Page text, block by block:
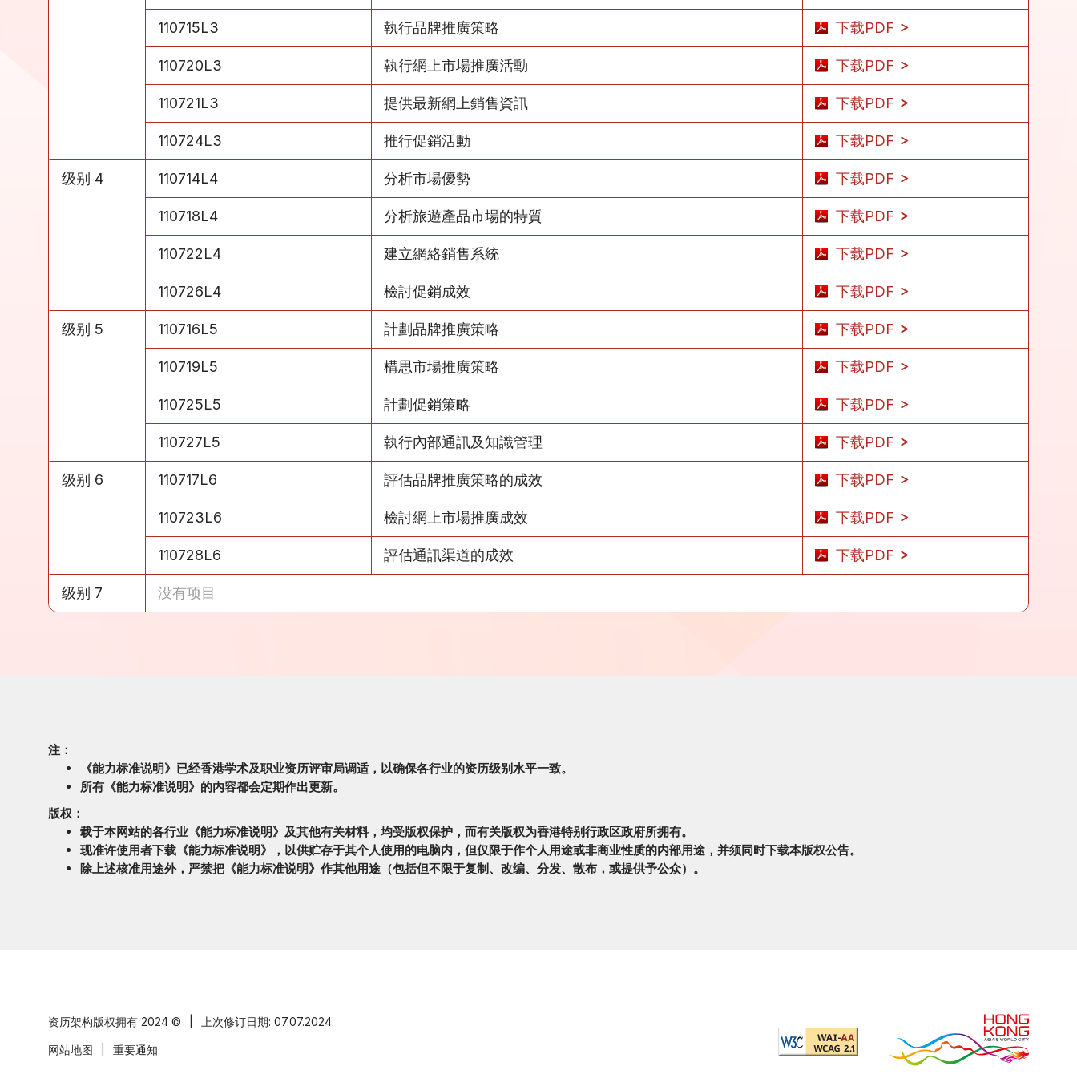
110715L3 執行品牌推廣策略 下载PDF
110720L3 執行網上市場推廣活動 下载PDF
110721L3 提供最新網上銷售資訊 下载PDF
110724L3 推行促銷活動 下载PDF
级别 4 110714L4 分析市場優勢 下载PDF
110718L4 分析旅遊產品市場的特質 下载PDF
110722L4 建立網絡銷售系統 下载PDF
110726L4 檢討促銷成效 下载PDF
级别 5 110716L5 計劃品牌推廣策略 下载PDF
110719L5 構思市場推廣策略 下载PDF
110725L5 計劃促銷策略 下载PDF
110727L5 執行內部通訊及知識管理 下载PDF
级别 6 110717L6 評估品牌推廣策略的成效 下载PDF
110723L6 檢討網上市場推廣成效 下载PDF
110728L6 評估通訊渠道的成效 下载PDF
级别 7 没有项目
注：
《能力标准说明》已经香港学术及职业资历评审局调适，以确保各行业的资历级别水平一致。
所有《能力标准说明》的内容都会定期作出更新。
版权：
载于本网站的各行业《能力标准说明》及其他有关材料，均受版权保护，而有关版权为香港特别行政区政府所拥有。
现准许使用者下载《能力标准说明》，以供贮存于其个人使用的电脑内，但仅限于作个人用途或非商业性质的内部用途，并须同时下载本版权公告。
除上述核准用途外，严禁把《能力标准说明》作其他用途（包括但不限于复制、改编、分发、散布，或提供予公众）。
资历架构版权拥有 2024 © 上次修订日期: 07.07.2024
网站地图 重要通知